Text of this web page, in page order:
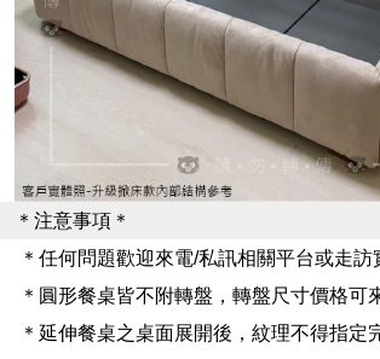
＊注意事項＊
＊任何問題歡迎來電/私訊相關平台或走訪
＊圓形餐桌皆不附轉盤，轉盤尺寸價格可
＊延伸餐桌之桌面展開後，紋理不得指定